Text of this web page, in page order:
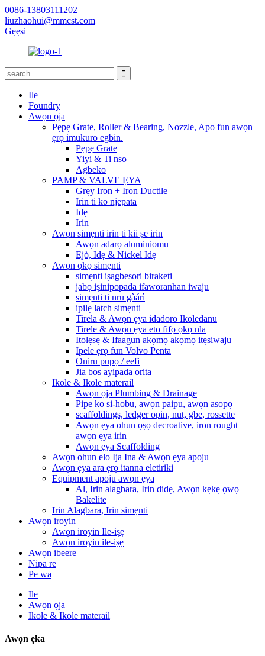
0086-13803111202
liuzhaohui@mmcst.com
Gẹẹsi
Ile
Foundry
Awọn ọja
Pẹpẹ Grate, Roller & Bearing, Nozzle, Apo fun awọn
ẹrọ imukuro egbin.
Pẹpẹ Grate
Yiyi & Ti nso
Agbeko
PAMP & VALVE ẸYA
Grẹy Iron + Iron Ductile
Irin ti ko njepata
Idẹ
Irin
Awọn simẹnti irin ti kii ṣe irin
Awọn adarọ aluminiomu
Ejò, Idẹ & Nickel Idẹ
Awọn ọkọ simẹnti
simẹnti iṣagbesori biraketi
jabọ iṣinipopada ifaworanhan iwaju
simẹnti ti nru gàárì
ipilẹ latch simẹnti
Tirela & Awọn ẹya idadoro Ikoledanu
Tirele & Awọn ẹya eto fifọ ọkọ nla
Itolẹsẹ & Ifaagun akọmọ akọmọ itẹsiwaju
Ipele ẹrọ fun Volvo Penta
Oniru pupọ / eefi
Jia bos ayipada orita
Ikole & Ikole materail
Awọn ọja Plumbing & Drainage
Pipe ko si-hobu, awọn paipu, awọn asopọ
scaffoldings, ledger opin, nut, gbe, rossette
Awọn ẹya ohun ọṣọ decroative, iron rought +
awọn ẹya irin
Awọn ẹya Scaffolding
Awọn ohun elo Ija Ina & Awọn ẹya apoju
Awọn ẹya ara ẹrọ itanna eletiriki
Equipment apoju awọn ẹya
Al, Irin alagbara, Irin didẹ, Awọn kẹkẹ ọwọ
Bakelite
Irin Alagbara, Irin simẹnti
Awọn iroyin
Awọn iroyin Ile-iṣẹ
Awọn iroyin ile-iṣẹ
Awọn ibeere
Nipa re
Pe wa
Ile
Awọn ọja
Ikole & Ikole materail
Awọn ẹka